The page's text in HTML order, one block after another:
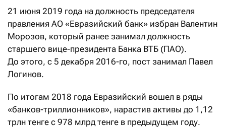
21 июня 2019 года на должность председателя
правления АО «Евразийский банк» избран Валентин
Морозов, который ранее занимал должность
старшего вице-президента Банка ВТБ (ПАО).
До этого, с 5 декабря 2016-го, пост занимал Павел
Логинов.
По итогам 2018 года Евра­зий­ский вошел в ряды
«банков-триллионников», нарастив активы до 1,12
трлн тенге с 978 млрд тенге в предыдущем году.